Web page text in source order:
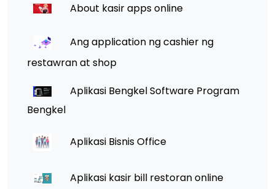
About kasir apps online
Ang application ng cashier ng
restawran at shop
Aplikasi Bengkel Software Program
Bengkel
Aplikasi Bisnis Office
Aplikasi kasir bill restoran online